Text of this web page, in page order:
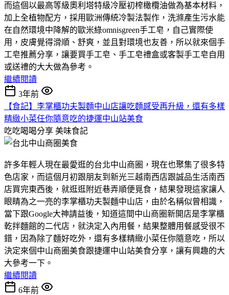
而這個以最高等級奧利塔特級冷壓初榨橄欖油做為基本材料，
加上全植物配方，採用歐洲傳統冷製法製作，洗滌產生污水能
在自然環境中降解的歐米綠omnisgreen手工皂，自己實際使
用，皮膚覺得滑順、舒爽，並且對環境也友善，所以就來個手
工皂推薦分享，讓要買手工皂、手工皂禮盒或客製手工皂自用
或送禮的大大做為參考。
繼續閱讀
3年前
【食記】李掌櫃功夫製麵中山店讓吃麵感受再升級，還有多樣
精緻小菜任你隨意吃的捷運中山站美食
吃吃喝喝分享 美味食記
許多年輕人現在最愛逛的台北中山商圈，現在也聚集了很多特
色店家，而這個月初跟朋友到新光三越南西店跟誠品生活南西
店買完東西後，就逛逛附近巷弄順便覓食，結果發現這家讓人
眼睛為之一亮的李掌櫃功夫製麵中山店，由於名稱似曾相識，
當下跟Google大神請益後，知道這間中山商圈新開店是李掌櫃
乾拌麵館的二代店，就決定入內用餐，結果整體用餐感受很不
錯，因為除了麵好吃外，還有多樣精緻小菜任你隨意吃，所以
決定來個中山商圈美食跟捷運中山站美食分享，讓有興趣的大
大參考一下。
繼續閱讀
6年前